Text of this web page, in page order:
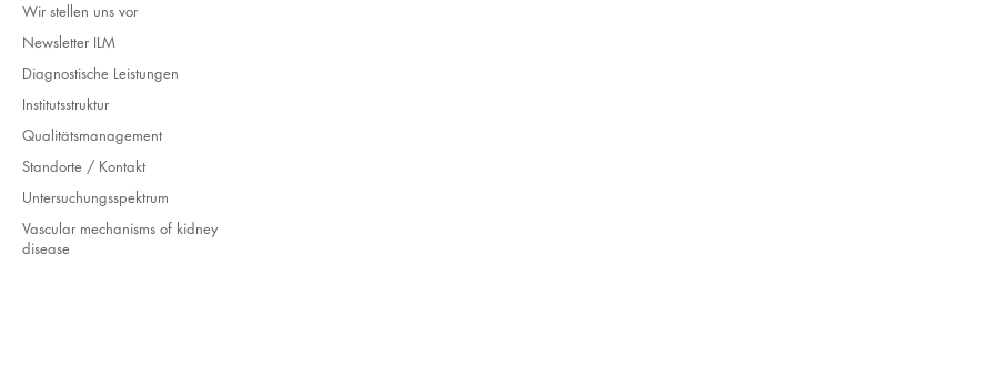
Wir stellen uns vor
Newsletter ILM
Diagnostische Leistungen
Institutsstruktur
Qualitätsmanagement
Standorte / Kontakt
Untersuchungsspektrum
Vascular mechanisms of kidney
disease